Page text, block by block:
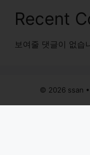
Recent
보여줄 댓글이 없습
© 2026 ssan